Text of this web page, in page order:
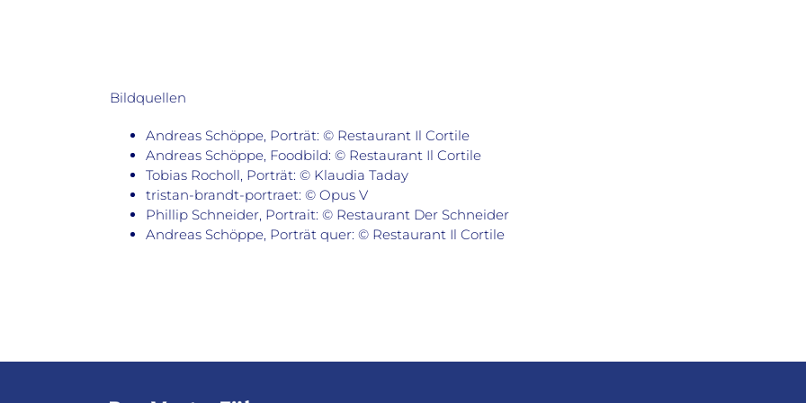
Bildquellen
Andreas Schöppe, Porträt: © Restaurant Il Cortile
Andreas Schöppe, Foodbild: © Restaurant Il Cortile
Tobias Rocholl, Porträt: © Klaudia Taday
tristan-brandt-portraet: © Opus V
Phillip Schneider, Portrait: © Restaurant Der Schneider
Andreas Schöppe, Porträt quer: © Restaurant Il Cortile